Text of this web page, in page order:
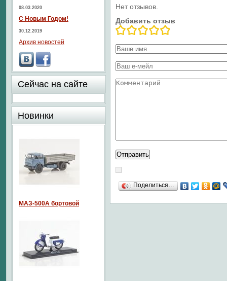
Нет отзывов.
Добавить отзыв
Поделиться…
08.03.2020
С Новым Годом!
30.12.2019
Архив новостей
Сейчас на сайте
Новинки
МАЗ-500А бортовой